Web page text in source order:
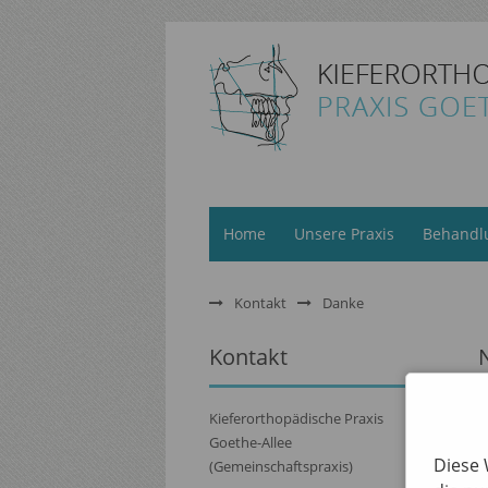
Home Unsere Praxis
Kontakt Danke
Kontakt
Kieferorthopädische Praxis
Goethe-Allee
(Gemeinschaftspraxis)
Diese